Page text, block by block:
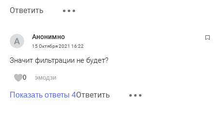
Ответить
Анонимно
15 Октября 2021 16:22
Значит фильтрации не будет?
0 эмодзи
Показать ответы 4Ответить